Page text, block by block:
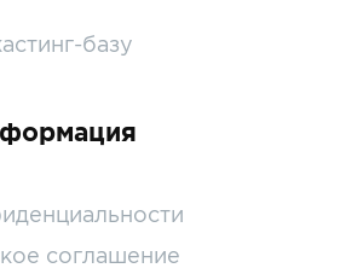
базу
соглашение